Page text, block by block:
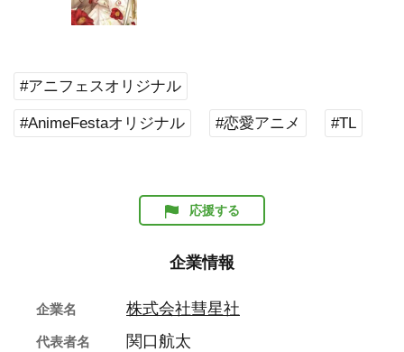
#アニフェスオリジナル
#AnimeFestaオリジナル #恋愛アニメ #TL
応援する
企業情報
企業名 株式会社彗星社
代表者名 関口航太